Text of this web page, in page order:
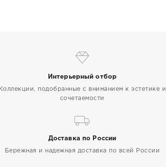
Интерьерный отбор
Коллекции, подобранные с вниманием к эстетике и
сочетаемости
Доставка по России
Бережная и надежная доставка по всей России